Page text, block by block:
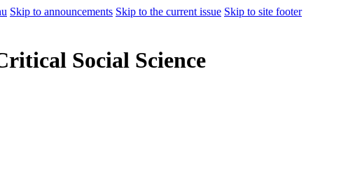
Skip to announcements Skip to the current issue Skip to site footer
Social Science